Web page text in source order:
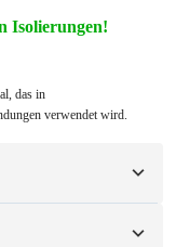
Isolierungen!
das in
verwendet wird.